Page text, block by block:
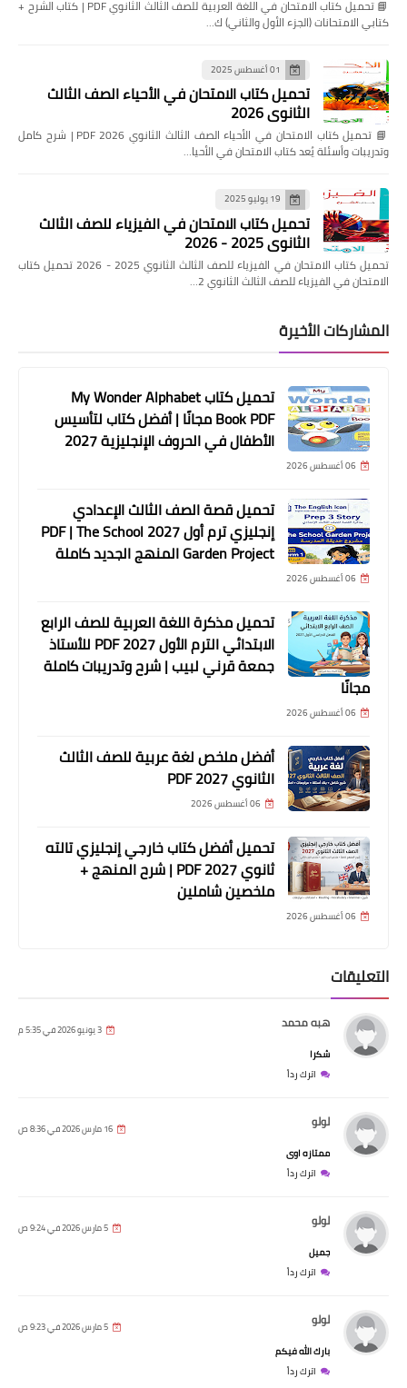
📘 تحميل كتاب الامتحان في اللغة العربية للصف الثالث الثانوي PDF | كتاب الشرح +
كتابي الامتحانات (الجزء الأول والثاني) ك…
01 أغسطس 2025
تحميل كتاب الامتحان في الأحياء الصف الثالث
الثانوي 2026
📘 تحميل كتاب الامتحان في الأحياء الصف الثالث الثانوي 2026 PDF | شرح كامل
وتدريبات وأسئلة يُعد كتاب الامتحان في الأحيا…
19 يوليو 2025
تحميل كتاب الامتحان في الفيزياء للصف الثالث
الثانوي 2025 - 2026
تحميل كتاب الامتحان في الفيزياء للصف الثالث الثانوي 2025 - 2026 تحميل كتاب
الامتحان في الفيزياء للصف الثالث الثانوي 2…
المشاركات الأخيرة
تحميل كتاب My Wonder Alphabet
Book PDF مجانًا | أفضل كتاب لتأسيس
الأطفال في الحروف الإنجليزية 2027
06 أغسطس 2026
تحميل قصة الصف الثالث الإعدادي
إنجليزي ترم أول 2027 PDF | The School
Garden Project المنهج الجديد كاملة
06 أغسطس 2026
تحميل مذكرة اللغة العربية للصف الرابع
الابتدائي الترم الأول 2027 PDF للأستاذ
جمعة قرني لبيب | شرح وتدريبات كاملة
مجانًا
06 أغسطس 2026
أفضل ملخص لغة عربية للصف الثالث
الثانوي 2027 PDF
06 أغسطس 2026
تحميل أفضل كتاب خارجي إنجليزي تالته
ثانوي 2027 PDF | شرح المنهج +
ملخصين شاملين
06 أغسطس 2026
التعليقات
هبه محمد 3 يونيو 2026 في 5:35 م
شكرا
اترك رداً
لولو 16 مارس 2026 في 8:36 ص
ممتازه اوى
اترك رداً
لولو 5 مارس 2026 في 9:24 ص
جميل
اترك رداً
لولو 5 مارس 2026 في 9:23 ص
بارك الله فيكم
اترك رداً